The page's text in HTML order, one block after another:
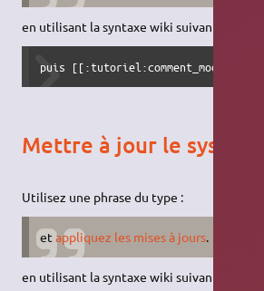
en utilisant la syntaxe wiki suivante :
puis
Mettre à jour le système
Utilisez une phrase du type :
etappliquez les mises à jours.
en utilisant la syntaxe wiki suivante :